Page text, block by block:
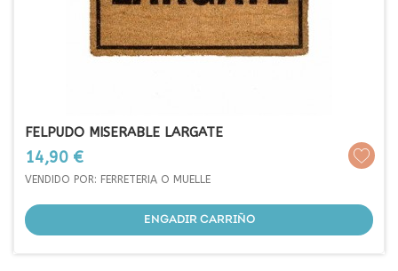
FELPUDO MISERABLE LARGATE
Prezo
14,90 €
VENDIDO POR: FERRETERIA O MUELLE
ENGADIR CARRIÑO